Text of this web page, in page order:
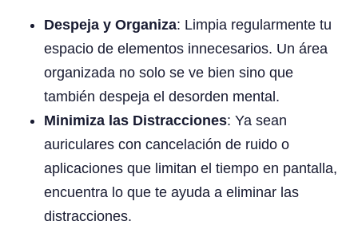
Despeja y Organiza: Limpia regularmente tu
espacio de elementos innecesarios. Un área
organizada no solo se ve bien sino que
también despeja el desorden mental.
Minimiza las Distracciones: Ya sean
auriculares con cancelación de ruido o
aplicaciones que limitan el tiempo en pantalla,
encuentra lo que te ayuda a eliminar las
distracciones.